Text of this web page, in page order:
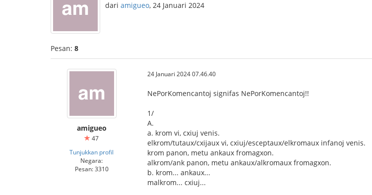
dari amigueo, 24 Januari 2024
Pesan: 8
amigueo
47
Tunjukkan profil
Negara:
Pesan: 3310
24 Januari 2024 07.46.40
NePorKomencantoj signifas NePorKomencantoj!!
1/
A.
a. krom vi, cxiuj venis.
elkrom/tutaux/cxijaux vi, cxiuj/esceptaux/elkromaux infanoj venis.
krom panon, metu ankaux fromagxon.
alkrom/ank panon, metu ankaux/alkromaux fromagxon.
b. krom... ankaux...
malkrom... cxiuj...